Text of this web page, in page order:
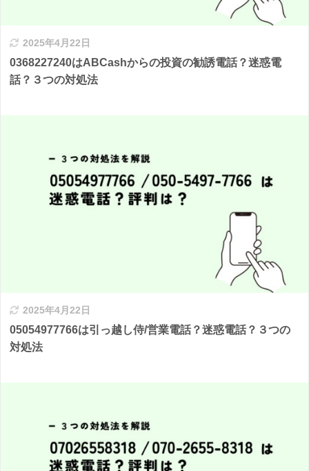
2025年4月22日
0368227240はABCashからの投資の勧誘電話？迷惑電
話？３つの対処法
2025年4月22日
05054977766は引っ越し侍/営業電話？迷惑電話？３つの
対処法